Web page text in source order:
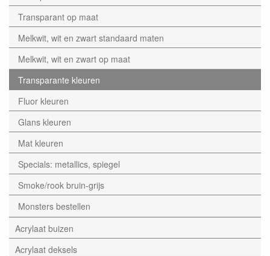
Transparant op maat
Melkwit, wit en zwart standaard maten
Melkwit, wit en zwart op maat
Transparante kleuren
Fluor kleuren
Glans kleuren
Mat kleuren
Specials: metallics, spiegel
Smoke/rook bruin-grijs
Monsters bestellen
Acrylaat buizen
Acrylaat deksels